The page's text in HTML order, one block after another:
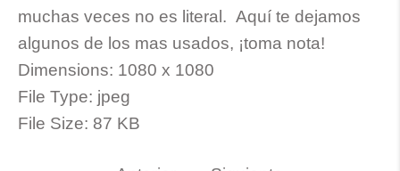
muchas veces no es literal. Aquí te dejamos
algunos de los mas usados, ¡toma nota!
Dimensions: 1080 x 1080
File Type: jpeg
File Size: 87 KB